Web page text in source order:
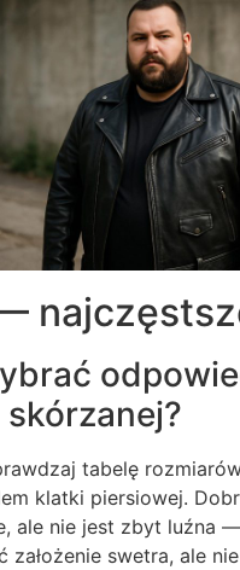
tabelę
klatki piersiowej.
ale nie jest zbyt luźna
założenie swetra, ale